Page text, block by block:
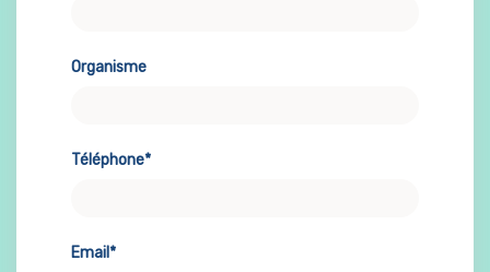
Organisme
Téléphone*
Email*